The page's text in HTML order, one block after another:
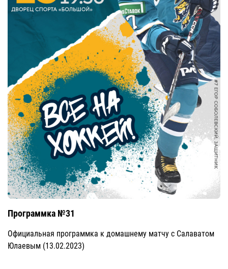
Программка №31
Официальная программка к домашнему матчу с Салаватом
Юлаевым (13.02.2023)